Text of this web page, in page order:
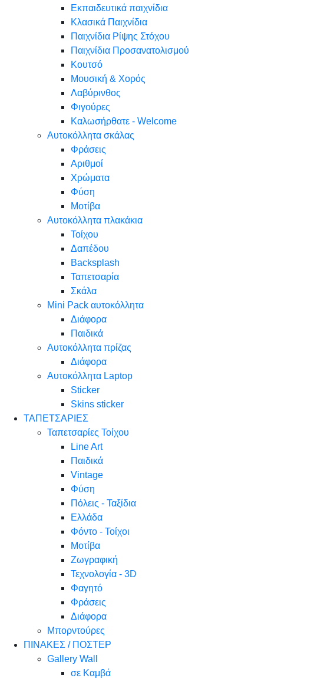
Εκπαιδευτικά παιχνίδια
Κλασικά Παιχνίδια
Παιχνίδια Ρίψης Στόχου
Παιχνίδια Προσανατολισμού
Κουτσό
Μουσική & Χορός
Λαβύρινθος
Φιγούρες
Καλωσήρθατε - Welcome
Αυτοκόλλητα σκάλας
Φράσεις
Αριθμοί
Χρώματα
Φύση
Μοτίβα
Αυτοκόλλητα πλακάκια
Τοίχου
Δαπέδου
Backsplash
Ταπετσαρία
Σκάλα
Mini Pack αυτοκόλλητα
Διάφορα
Παιδικά
Αυτοκόλλητα πρίζας
Διάφορα
Αυτοκόλλητα Laptop
Sticker
Skins sticker
ΤΑΠΕΤΣΑΡΙΕΣ
Ταπετσαρίες Τοίχου
Line Art
Παιδικά
Vintage
Φύση
Πόλεις - Ταξίδια
Ελλάδα
Φόντο - Τοίχοι
Μοτίβα
Ζωγραφική
Τεχνολογία - 3D
Φαγητό
Φράσεις
Διάφορα
Μπορντούρες
ΠΙΝΑΚΕΣ / ΠΟΣΤΕΡ
Gallery Wall
σε Καμβά